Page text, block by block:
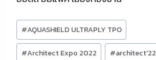
Post
Tags:
#AQUASHIELD ULTRAPLY TPO
#Architect Expo 2022 #architect'22